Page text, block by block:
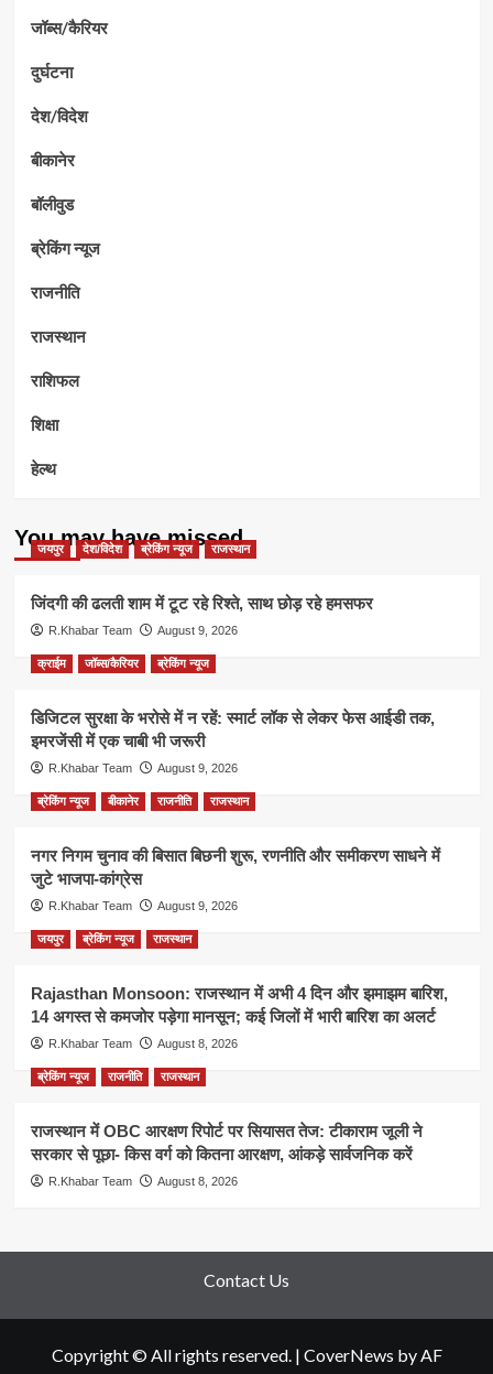
जॉब्स/कैरियर
दुर्घटना
देश/विदेश
बीकानेर
बॉलीवुड
ब्रेकिंग न्यूज
राजनीति
राजस्थान
राशिफल
शिक्षा
हेल्थ
You may have missed
जयपुर देश/विदेश ब्रेकिंग न्यूज राजस्थान
जिंदगी की ढलती शाम में टूट रहे रिश्ते, साथ छोड़ रहे हमसफर
R.Khabar Team August 9, 2026
क्राईम जॉब्स/कैरियर ब्रेकिंग न्यूज
डिजिटल सुरक्षा के भरोसे में न रहें: स्मार्ट लॉक से लेकर फेस आईडी तक,
इमरजेंसी में एक चाबी भी जरूरी
R.Khabar Team August 9, 2026
ब्रेकिंग न्यूज बीकानेर राजनीति राजस्थान
नगर निगम चुनाव की बिसात बिछनी शुरू, रणनीति और समीकरण साधने में
जुटे भाजपा-कांग्रेस
R.Khabar Team August 9, 2026
जयपुर ब्रेकिंग न्यूज राजस्थान
Rajasthan Monsoon: राजस्थान में अभी 4 दिन और झमाझम बारिश,
14 अगस्त से कमजोर पड़ेगा मानसून; कई जिलों में भारी बारिश का अलर्ट
R.Khabar Team August 8, 2026
ब्रेकिंग न्यूज राजनीति राजस्थान
राजस्थान में OBC आरक्षण रिपोर्ट पर सियासत तेज: टीकाराम जूली ने
सरकार से पूछा- किस वर्ग को कितना आरक्षण, आंकड़े सार्वजनिक करें
R.Khabar Team August 8, 2026
Contact Us
Copyright © All rights reserved. | CoverNews by AF